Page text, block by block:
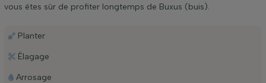
vous êtes sûr de profiter longtemps de Buxus (buis).
Planter
Élagage
Arrosage